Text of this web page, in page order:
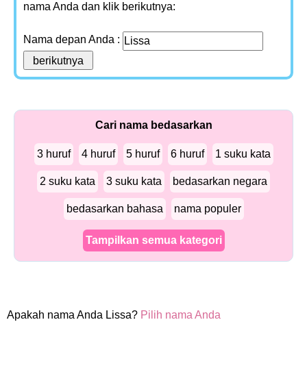
nama Anda dan klik berikutnya:
Nama depan Anda :
Cari nama bedasarkan
3 huruf 4 huruf 5 huruf 6 huruf 1 suku kata
2 suku kata 3 suku kata bedasarkan negara
bedasarkan bahasa nama populer
Tampilkan semua kategori
Apakah nama Anda Lissa? Pilih nama Anda